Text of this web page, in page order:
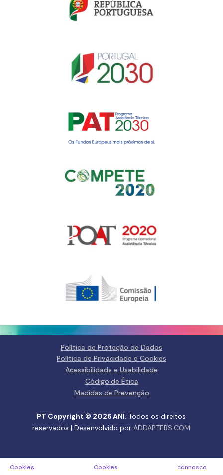
Para fornecer as melhores experiências, usamos tecnologias como
comportamento de navegação ou IDs exclusivos neste site. Não consentir
ou retirar o consentimento pode afetar negativamante certos recursos e
Aceitar
Ver preferências
Cookies
Cookies
connosco
Política de Proteção de Dados
Política de Privacidade e Cookies
Acessibilidade e Usabilidade
Código de Ética
Medidas de Prevenção
PT Copyright © 2026 ANI. Todos os direitos
reservados | Desenvolvido por ADDAPTERS.COM
ANIta